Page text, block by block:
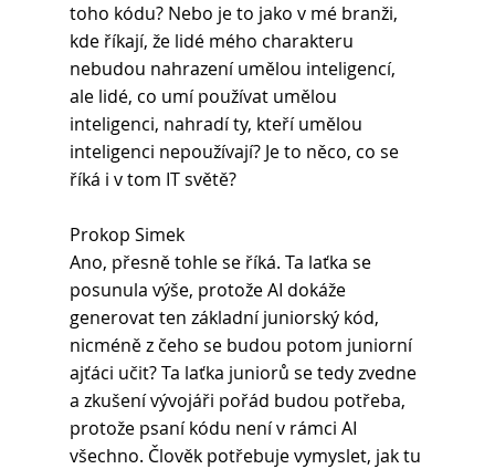
toho kódu? Nebo je to jako v mé branži,
kde říkají, že lidé mého charakteru
nebudou nahrazení umělou inteligencí,
ale lidé, co umí používat umělou
inteligenci, nahradí ty, kteří umělou
inteligenci nepoužívají? Je to něco, co se
říká i v tom IT světě?
Prokop Simek
Ano, přesně tohle se říká. Ta laťka se
posunula výše, protože AI dokáže
generovat ten základní juniorský kód,
nicméně z čeho se budou potom juniorní
ajťáci učit? Ta laťka juniorů se tedy zvedne
a zkušení vývojáři pořád budou potřeba,
protože psaní kódu není v rámci AI
všechno. Člověk potřebuje vymyslet, jak tu